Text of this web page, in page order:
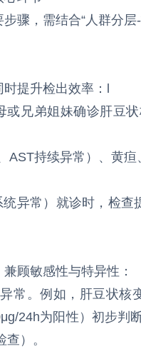
骤，需结合“人群分
提升检出效率：l
兄弟姐妹确诊肝豆
AST持续异常）、黄
异常）就诊时，检查
顾敏感性与特异性：
常。例如，肝豆状核
24h为阳性）初步判
）。